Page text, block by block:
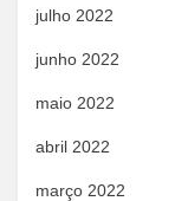
julho 2022
junho 2022
maio 2022
abril 2022
março 2022